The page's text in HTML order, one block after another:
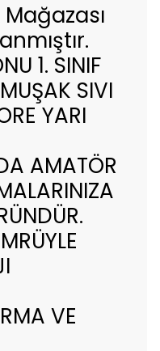
1. SINIF
SIVI
YARI
AMATÖR
VE